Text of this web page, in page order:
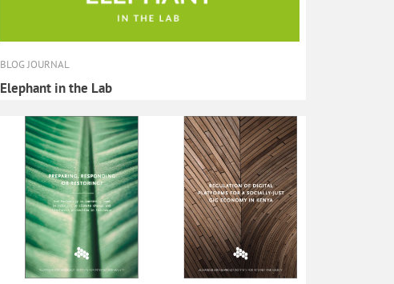
BLOG JOURNAL
Elephant in the Lab